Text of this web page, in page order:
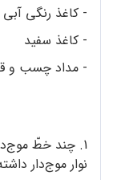
- کاغذ رنگی
- کاغذ سفید
- مداد چسب و
1. چند خطّ
نوار موج‌دار